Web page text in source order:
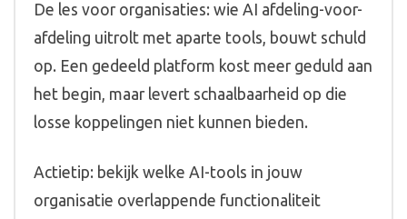
De les voor organisaties: wie AI afdeling-voor-
afdeling uitrolt met aparte tools, bouwt schuld
op. Een gedeeld platform kost meer geduld aan
het begin, maar levert schaalbaarheid op die
losse koppelingen niet kunnen bieden.
Actietip: bekijk welke AI-tools in jouw
organisatie overlappende functionaliteit